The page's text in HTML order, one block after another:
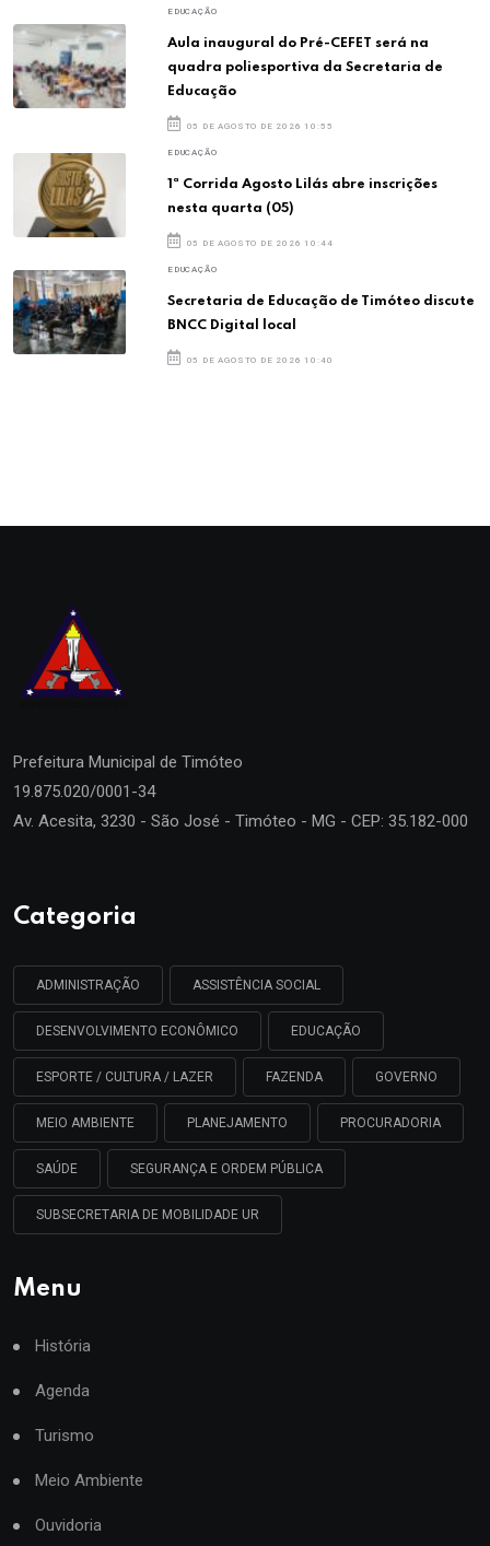
EDUCAÇÃO
Aula inaugural do Pré-CEFET será na
quadra poliesportiva da Secretaria de
Educação
05 DE AGOSTO DE 2026 10:55
EDUCAÇÃO
1ª Corrida Agosto Lilás abre inscrições
nesta quarta (05)
05 DE AGOSTO DE 2026 10:44
EDUCAÇÃO
Secretaria de Educação de Timóteo discute
BNCC Digital local
05 DE AGOSTO DE 2026 10:40
Prefeitura Municipal de Timóteo
19.875.020/0001-34
Av. Acesita, 3230 - São José - Timóteo - MG - CEP: 35.182-000
Categoria
ADMINISTRAÇÃO ASSISTÊNCIA SOCIAL
DESENVOLVIMENTO ECONÔMICO EDUCAÇÃO
ESPORTE / CULTURA / LAZER FAZENDA GOVERNO
MEIO AMBIENTE PLANEJAMENTO PROCURADORIA
SAÚDE SEGURANÇA E ORDEM PÚBLICA
SUBSECRETARIA DE MOBILIDADE UR
Menu
História
Agenda
Turismo
Meio Ambiente
Ouvidoria